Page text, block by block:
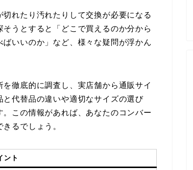
れたり汚れたりして交換が必要になる
うとすると「どこで買えるのか分から
いいのか」など、様々な疑問が浮かん
徹底的に調査し、実店舗から通販サイ
と代替品の違いや適切なサイズの選び
この情報があれば、あなたのコンバー
るでしょう。
ント